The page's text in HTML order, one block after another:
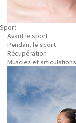
Sport
Avant le sport
Pendant le sport
Récupération
Muscles et articulations